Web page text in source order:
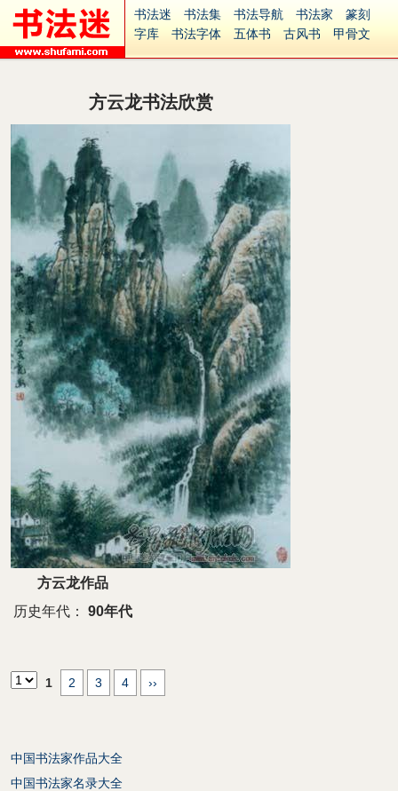
书法迷 书法集 书法导航 书法家
篆刻
字库
书法字体 五体书 古风书
甲骨文
集字
字形 大字
古籍
中医 象棋
字体下载
Ai矢量
南无阿弥陀佛
安全网站
捐赠 繁體版
方云龙书法欣赏
方云龙作品
历史年代：
90年代
1 2 3 4 ››
中国书法家作品大全
中国书法家名录大全